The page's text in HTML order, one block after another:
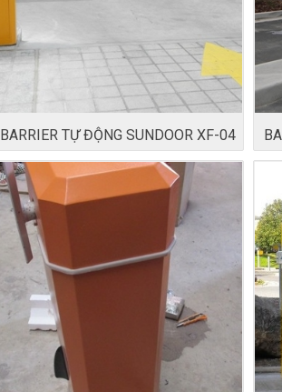
BARRIER TỰ ĐỘNG SUNDOOR XF-04